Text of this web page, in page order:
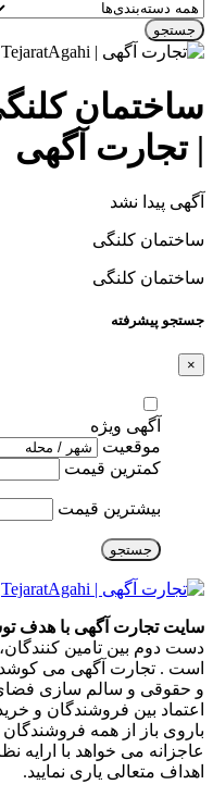
جستجو
| تجارت آگهی
آگهی پیدا نشد
ساختمان کلنگی
ساختمان کلنگی
جستجو پیشرفته
×
آگهی ویژه
موقعیت
کمترین قیمت
بیشترین قیمت
جستجو
سایت تجارت آگهی با هدف
دست دوم بین تامین
است . تجارت آگهی می
و حقوقی و سالم سازی فضای
اعتماد بین فروشندگان و
باروی باز از همه
عاجزانه می خواهد با ارایه
اهداف متعالی یاری نمایید.